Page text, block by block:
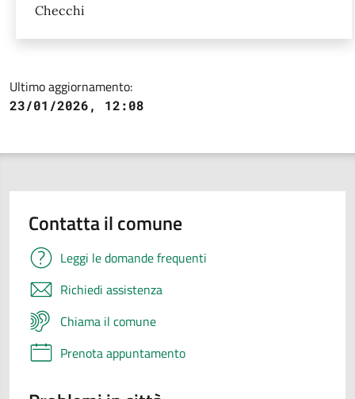
Checchi
Ultimo aggiornamento:
23/01/2026, 12:08
Contatta il comune
Leggi le domande frequenti
Richiedi assistenza
Chiama il comune
Prenota appuntamento